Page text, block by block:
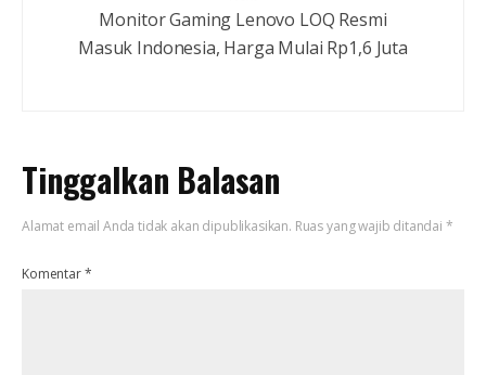
Monitor Gaming Lenovo LOQ Resmi
Masuk Indonesia, Harga Mulai Rp1,6 Juta
Tinggalkan Balasan
Alamat email Anda tidak akan dipublikasikan. Ruas yang wajib ditandai *
Komentar*